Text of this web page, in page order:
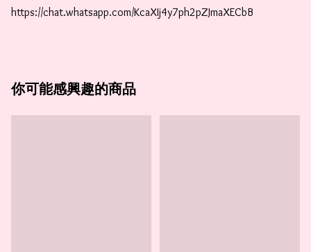
https://chat.whatsapp.com/KcaXIj4y7ph2pZJmaXECbB
你可能感興趣的商品